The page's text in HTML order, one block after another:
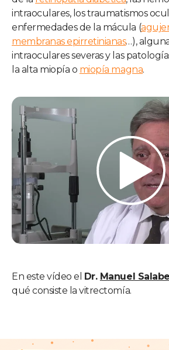
intraoculares, los traumatismos
enfermedades de la mácula (
membranas epirretinianas…),
intraoculares severas y las
la alta miopía o miopía magna.
En este vídeo el Dr. Manuel
qué consiste la vitrectomía.